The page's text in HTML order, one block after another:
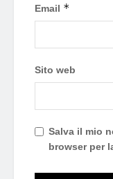
Email *
Sito web
Salva il mio
browser per